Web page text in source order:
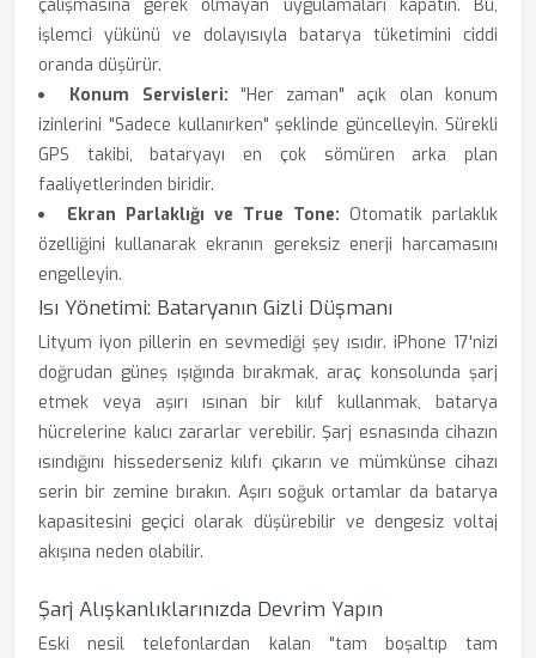
çalışmasına gerek olmayan uygulamaları kapatın. Bu,
işlemci yükünü ve dolayısıyla batarya tüketimini ciddi
oranda düşürür.
Konum Servisleri: "Her zaman" açık olan konum
izinlerini "Sadece kullanırken" şeklinde güncelleyin. Sürekli
GPS takibi, bataryayı en çok sömüren arka plan
faaliyetlerinden biridir.
Ekran Parlaklığı ve True Tone: Otomatik parlaklık
özelliğini kullanarak ekranın gereksiz enerji harcamasını
engelleyin.
Isı Yönetimi: Bataryanın Gizli Düşmanı
Lityum iyon pillerin en sevmediği şey ısıdır. iPhone 17'nizi
doğrudan güneş ışığında bırakmak, araç konsolunda şarj
etmek veya aşırı ısınan bir kılıf kullanmak, batarya
hücrelerine kalıcı zararlar verebilir. Şarj esnasında cihazın
ısındığını hissederseniz kılıfı çıkarın ve mümkünse cihazı
serin bir zemine bırakın. Aşırı soğuk ortamlar da batarya
kapasitesini geçici olarak düşürebilir ve dengesiz voltaj
akışına neden olabilir.
Şarj Alışkanlıklarınızda Devrim Yapın
Eski nesil telefonlardan kalan "tam boşaltıp tam